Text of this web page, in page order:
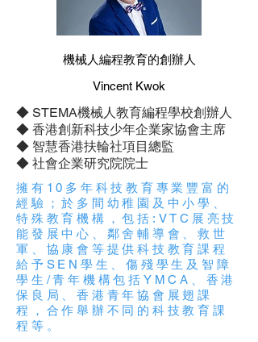
機械人編程教育的創辦人
Vincent Kwok
◆ STEMA機械人教育編程學校創辦人
◆ 香港創新科技少年企業家協會主席
◆ 智慧香港扶輪社項目總監
◆ 社會企業研究院院士
擁有10多年科技教育專業豐富的
經驗；於多間幼稚園及中小學、
特殊教育機構，包括:VTC展亮技
能發展中心、鄰舍輔導會、救世
軍、協康會等提供科技教育課程
給予SEN學生、傷殘學生及智障
學生/青年機構包括YMCA、香港
保良局、香港青年協會展翅課
程，合作舉辦不同的科技教育課
程等。